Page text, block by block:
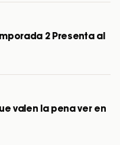
2 Presenta al
valen la pena ver en